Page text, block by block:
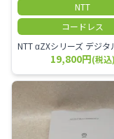
NTT
コードレス
19,800円(税込)